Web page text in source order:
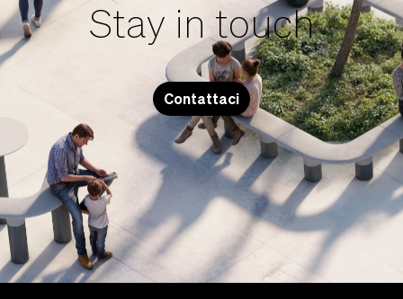
Stay in touch
Contattaci